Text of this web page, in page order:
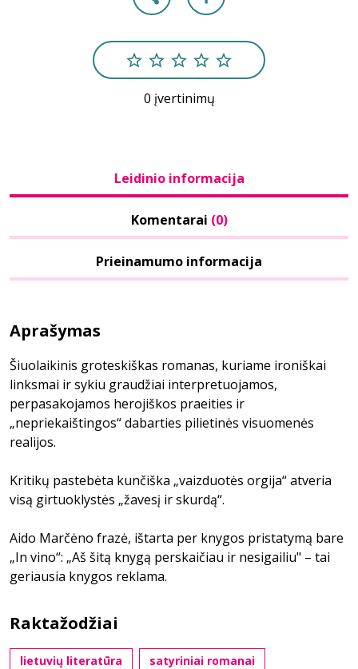
0 įvertinimų
Leidinio informacija
Komentarai (0)
Prieinamumo informacija
Aprašymas
Šiuolaikinis groteskiškas romanas, kuriame ironiškai
linksmai ir sykiu graudžiai interpretuojamos,
perpasakojamos herojiškos praeities ir
„nepriekaištingos“ dabarties pilietinės visuomenės
realijos.
Kritikų pastebėta kunčiška „vaizduotės orgija“ atveria
visą girtuoklystės „žavesį ir skurdą“.
Aido Marčėno frazė, ištarta per knygos pristatymą bare
„In vino“: „Aš šitą knygą perskaičiau ir nesigailiu" – tai
geriausia knygos reklama.
Raktažodžiai
lietuvių literatūra satyriniai romanai